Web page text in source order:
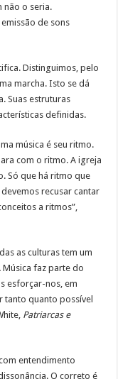
não o seria.
de sons
Distinguimos, pelo
marcha. Isto se dá
Suas estruturas
definidas.
música é seu ritmo.
com o ritmo. A igreja
Só que há ritmo que
recusar cantar
a ritmos”,
as culturas tem um
Música faz parte do
esforçar-nos, em
tanto quanto possível
Patriarcas e
entendimento
O correto é